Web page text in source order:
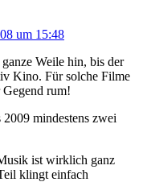
um 15:48
Weile hin, bis der
Kino. Für solche Filme
rum!
mindestens zwei
ist wirklich ganz
klingt einfach